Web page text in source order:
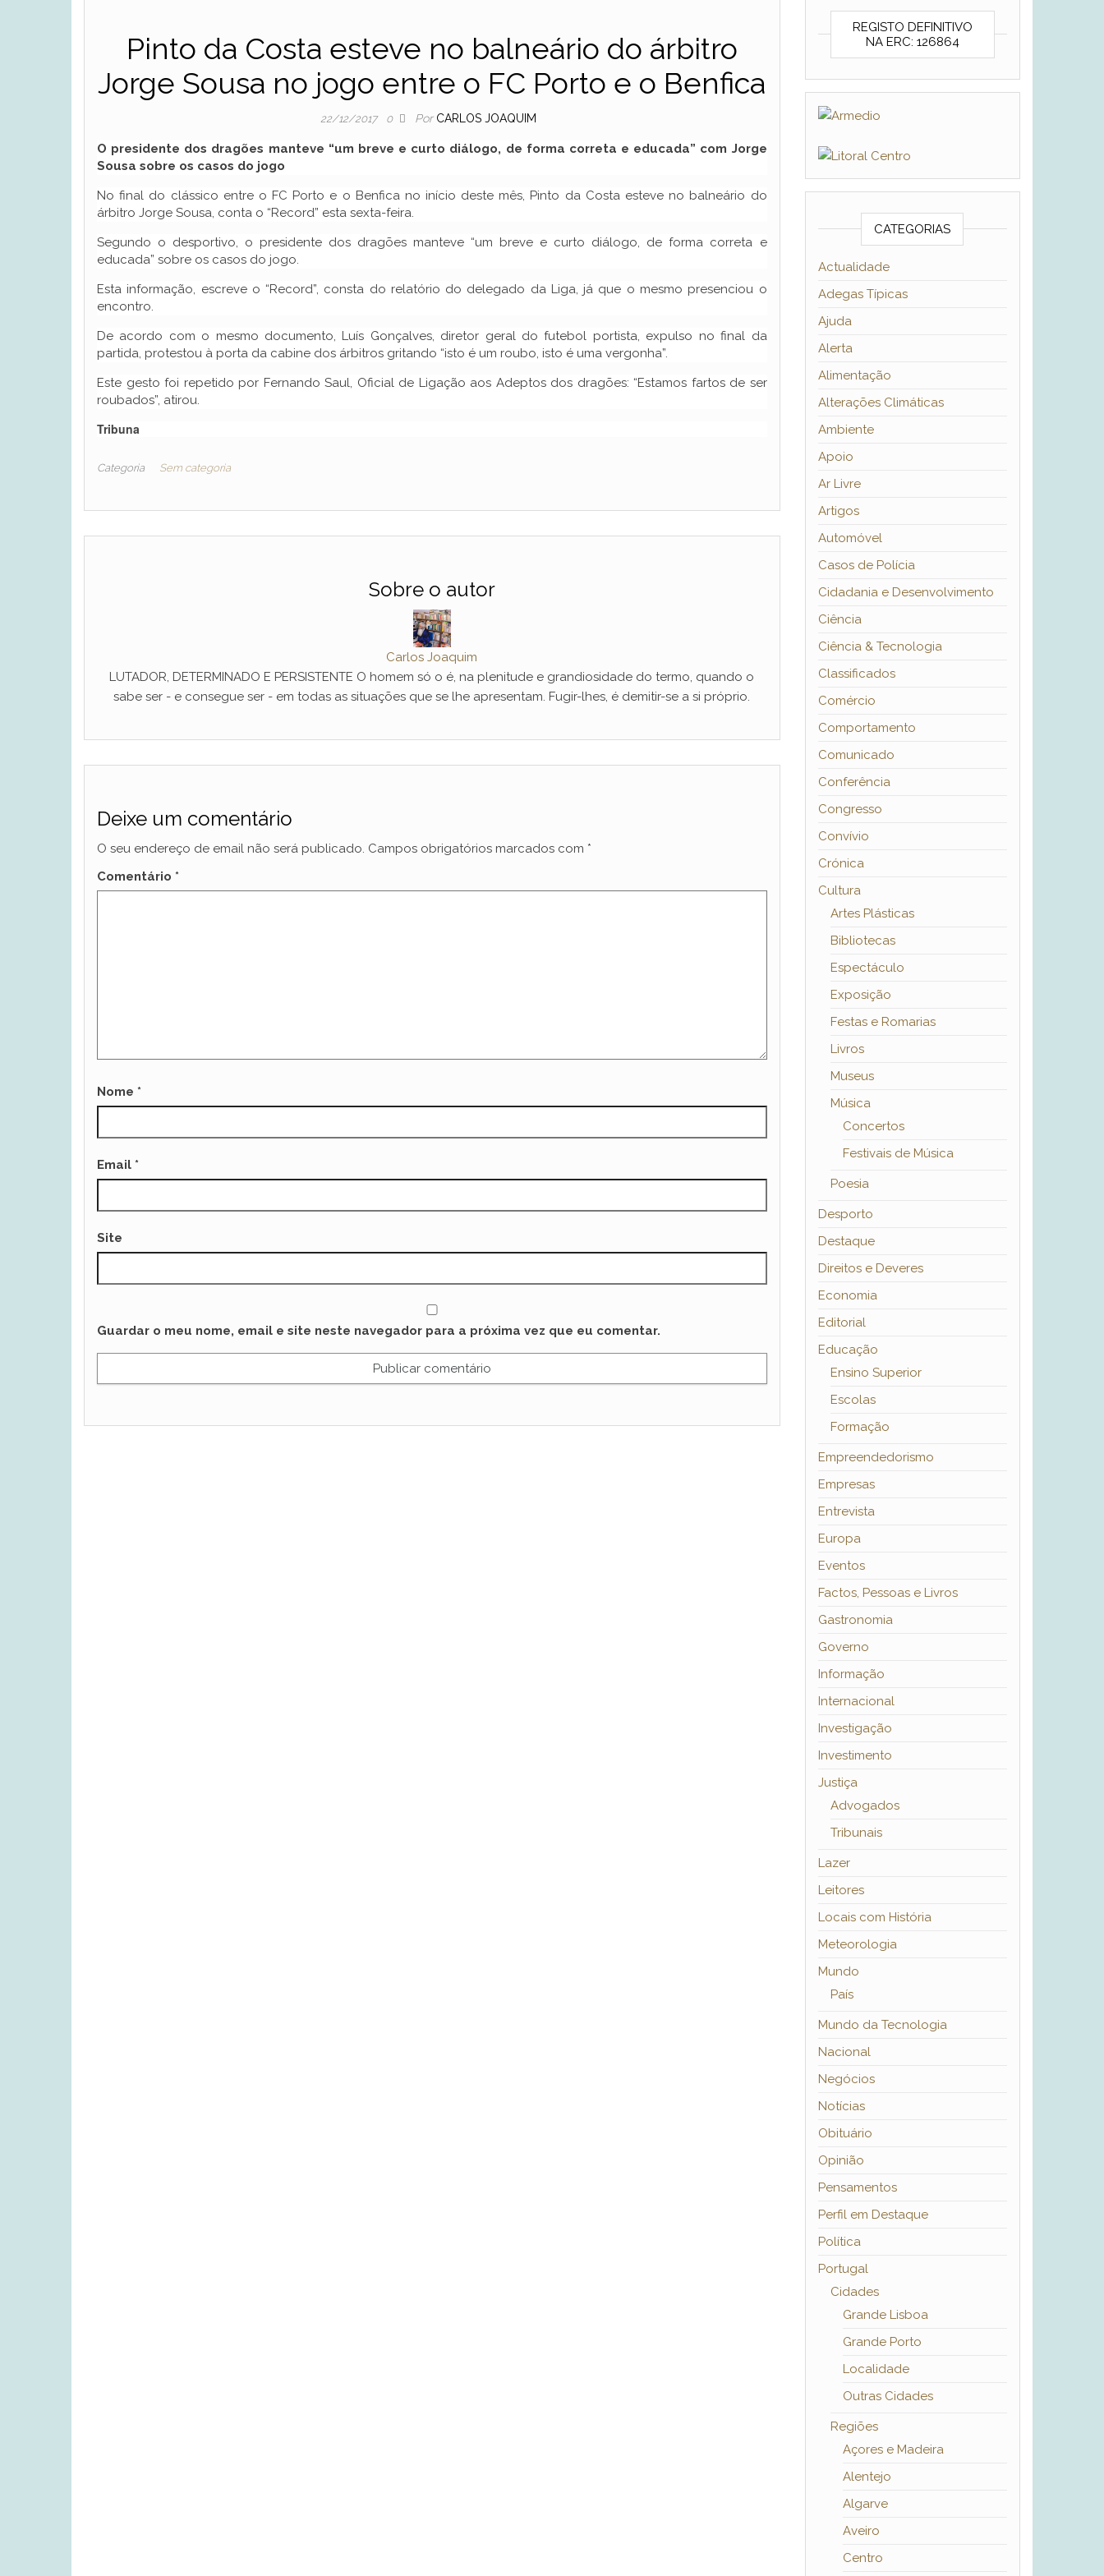
Pinto da Costa esteve no balneário do árbitro
Jorge Sousa no jogo entre o FC Porto e o Benfica
22/12/2017 0 Por CARLOS JOAQUIM
O presidente dos dragões manteve “um breve e curto diálogo, de forma correta e educada” com Jorge
Sousa sobre os casos do jogo
No final do clássico entre o FC Porto e o Benfica no início deste mês, Pinto da Costa esteve no balneário do
árbitro Jorge Sousa, conta o “Record” esta sexta-feira.
Segundo o desportivo, o presidente dos dragões manteve “um breve e curto diálogo, de forma correta e
educada” sobre os casos do jogo.
Esta informação, escreve o “Record”, consta do relatório do delegado da Liga, já que o mesmo presenciou o
encontro.
De acordo com o mesmo documento, Luís Gonçalves, diretor geral do futebol portista, expulso no final da
partida, protestou à porta da cabine dos árbitros gritando “isto é um roubo, isto é uma vergonha”.
Este gesto foi repetido por Fernando Saul, Oficial de Ligação aos Adeptos dos dragões: “Estamos fartos de ser
roubados”, atirou.
Tribuna
Categoria Sem categoria
Sobre o autor
Carlos Joaquim
LUTADOR, DETERMINADO E PERSISTENTE O homem só o é, na plenitude e grandiosidade do termo, quando o
sabe ser - e consegue ser - em todas as situações que se lhe apresentam. Fugir-lhes, é demitir-se a si próprio.
Deixe um comentário
O seu endereço de email não será publicado. Campos obrigatórios marcados com *
Comentário *
Nome *
Email *
Site
Guardar o meu nome, email e site neste navegador para a próxima vez que eu comentar.
REGISTO DEFINITIVO
NA ERC: 126864
CATEGORIAS
Actualidade
Adegas Típicas
Ajuda
Alerta
Alimentação
Alterações Climáticas
Ambiente
Apoio
Ar Livre
Artigos
Automóvel
Casos de Polícia
Cidadania e Desenvolvimento
Ciência
Ciência & Tecnologia
Classificados
Comércio
Comportamento
Comunicado
Conferência
Congresso
Convívio
Crónica
Cultura
Artes Plásticas
Bibliotecas
Espectáculo
Exposição
Festas e Romarias
Livros
Museus
Música
Concertos
Festivais de Música
Poesia
Desporto
Destaque
Direitos e Deveres
Economia
Editorial
Educação
Ensino Superior
Escolas
Formação
Empreendedorismo
Empresas
Entrevista
Europa
Eventos
Factos, Pessoas e Livros
Gastronomia
Governo
Informação
Internacional
Investigação
Investimento
Justiça
Advogados
Tribunais
Lazer
Leitores
Locais com História
Meteorologia
Mundo
País
Mundo da Tecnologia
Nacional
Negócios
Notícias
Obituário
Opinião
Pensamentos
Perfil em Destaque
Política
Portugal
Cidades
Grande Lisboa
Grande Porto
Localidade
Outras Cidades
Regiões
Açores e Madeira
Alentejo
Algarve
Aveiro
Centro